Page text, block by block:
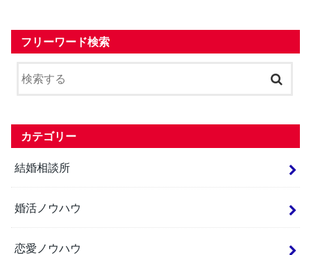
フリーワード検索
カテゴリー
結婚相談所
婚活ノウハウ
恋愛ノウハウ